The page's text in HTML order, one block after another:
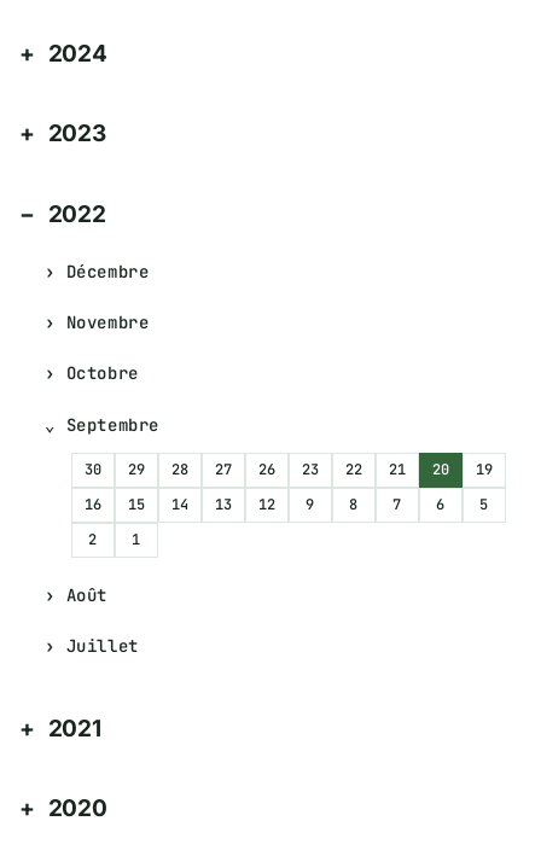
2024
2023
2022
Décembre
Novembre
Octobre
Septembre
30 29 28 27 26 23 22 21 20
19
16
15 14 13 12 9 8 7 6
5
2
1
Août
Juillet
2021
2020